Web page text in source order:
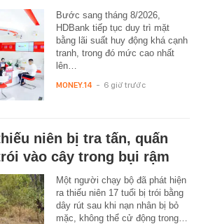
Bước sang tháng 8/2026,
HDBank tiếp tục duy trì mặt
bằng lãi suất huy động khá cạnh
tranh, trong đó mức cao nhất
lên…
MONEY.14 - 6 giờ trước
niên bị tra tấn, quấn
vào cây trong bụi rậm
Một người chạy bộ đã phát hiện
ra thiếu niên 17 tuổi bị trói bằng
dây rút sau khi nạn nhân bị bỏ
mặc, không thể cử động trong…